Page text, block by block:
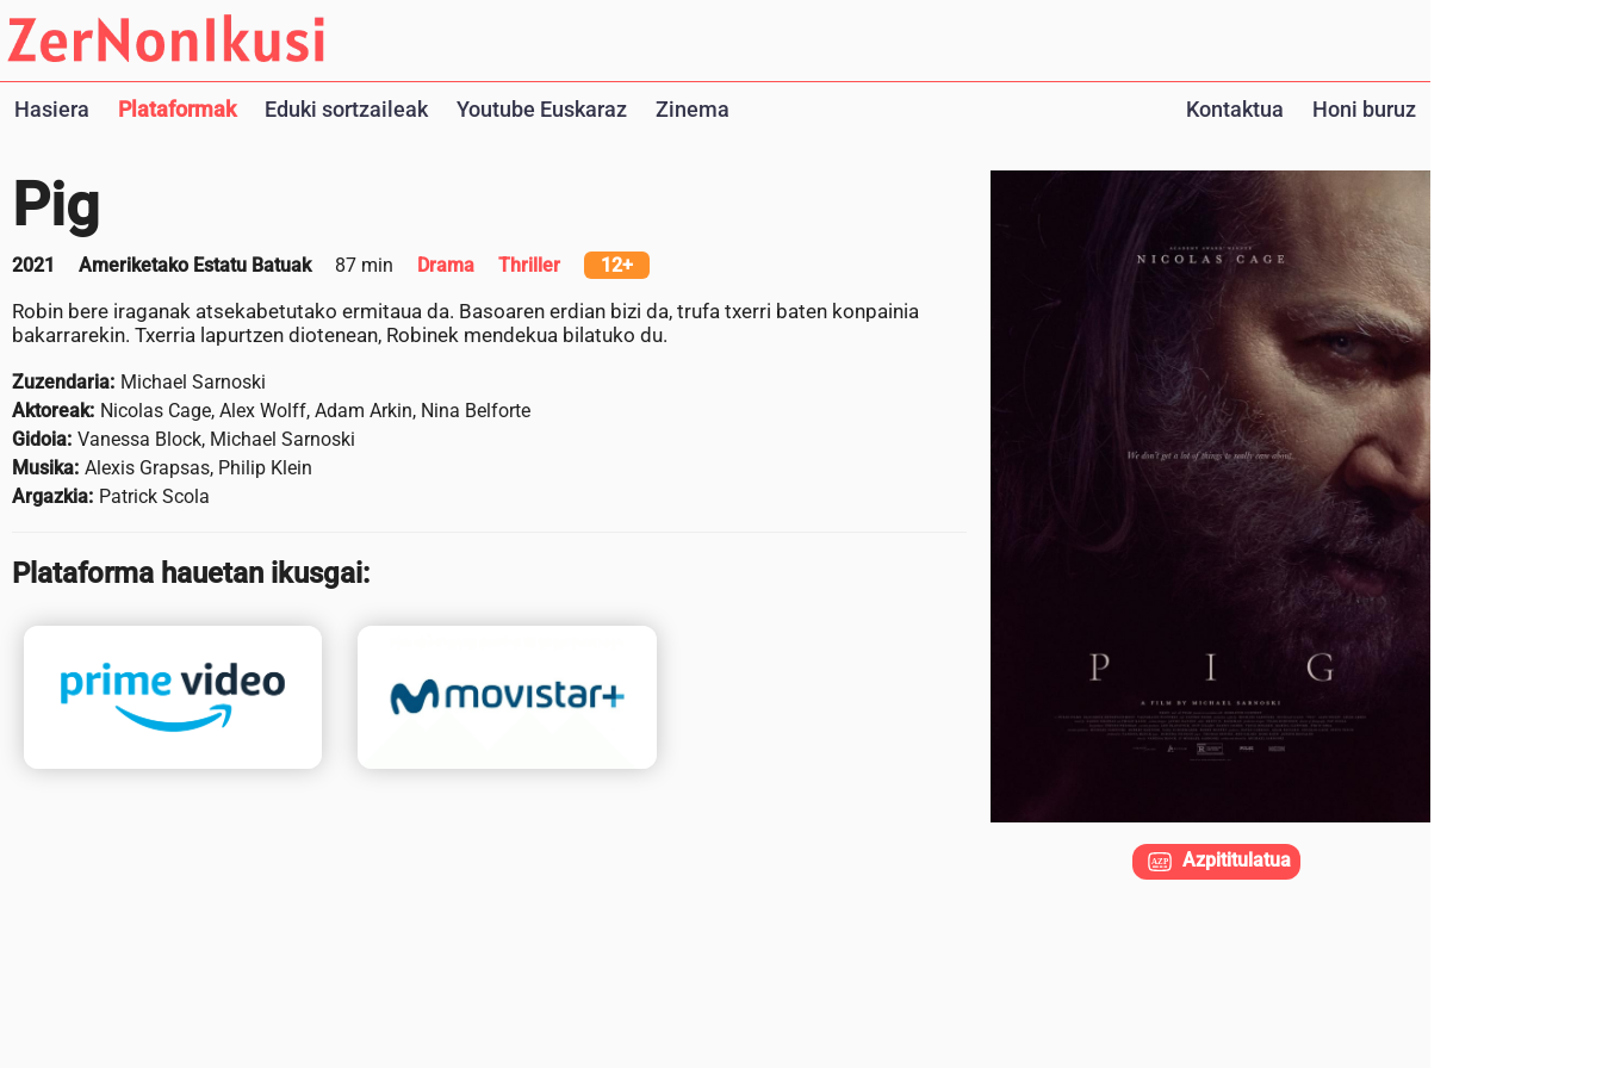
Hasiera Plataformak Eduki sortzaileak Youtube Euskaraz Zinema Kontaktua Honi buruz
Pig
2021 Ameriketako Estatu Batuak 87 min Drama Thriller 12+
Robin bere iraganak atsekabetutako ermitaua da. Basoaren erdian bizi da, trufa txerri baten konpainia
bakarrarekin. Txerria lapurtzen diotenean, Robinek mendekua bilatuko du.
Zuzendaria: Michael Sarnoski
Aktoreak: Nicolas Cage, Alex Wolff, Adam Arkin, Nina Belforte
Gidoia: Vanessa Block, Michael Sarnoski
Musika: Alexis Grapsas, Philip Klein
Argazkia: Patrick Scola
Plataforma hauetan ikusgai:
Azpititulatua